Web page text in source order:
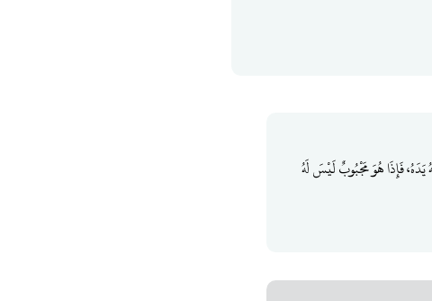
يَدَهُ، فَإِذَا هُوَ مَجْبُوبٌ لَيْسَ لَهُ